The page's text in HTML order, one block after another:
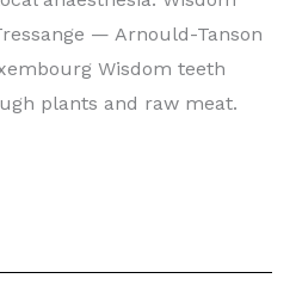
— Arnould-Tanson
Wisdom teeth
plants and raw meat.